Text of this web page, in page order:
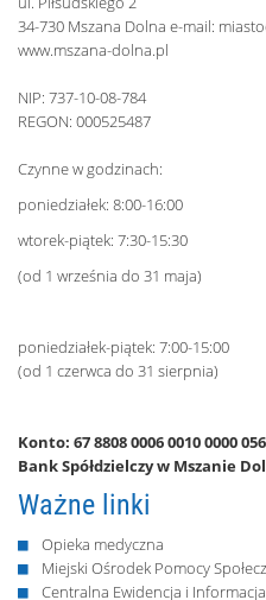
34-730 Mszana Dolna e-mail:
www.mszana-dolna.pl
NIP: 737-10-08-784
REGON: 000525487
Czynne w godzinach:
poniedziałek: 8:00-16:00
wtorek-piątek: 7:30-15:30
(od 1 września do 31 maja)
poniedziałek-piątek: 7:00-15:00
(od 1 czerwca do 31 sierpnia)
Konto: 67 8808 0006 0010 0000
Bank Spółdzielczy w Mszanie
Ważne linki
Opieka medyczna
Miejski Ośrodek Pomocy
Centralna Ewidencja i